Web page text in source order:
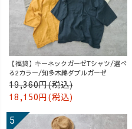
【福袋】キーネックガーゼTシャツ/選べ
る2カラー/知多木綿ダブルガーゼ
19,360円(税込)
18,150円(税込)